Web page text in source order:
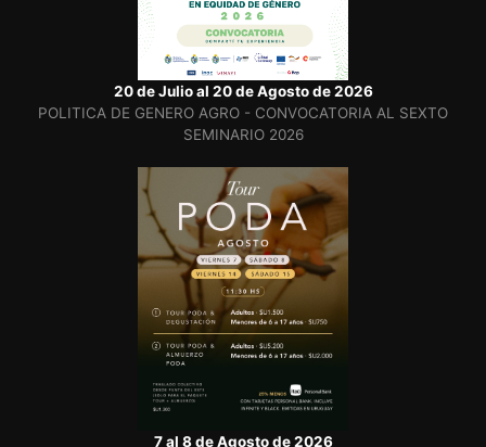
20 de Julio al 20 de Agosto de 2026
POLITICA DE GENERO AGRO - CONVOCATORIA AL SEXTO
SEMINARIO 2026
7 al 8 de Agosto de 2026